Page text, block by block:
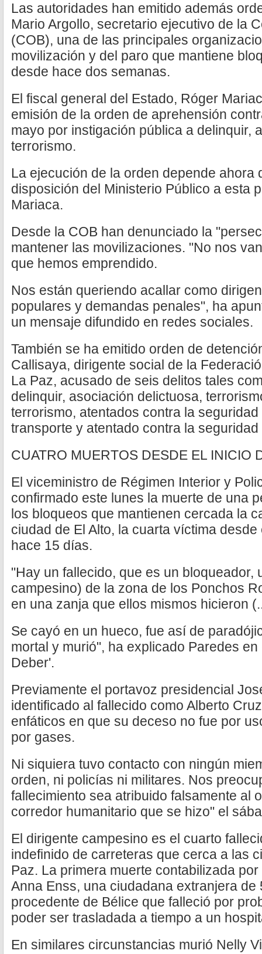
Las autoridades han emitido además
Mario Argollo, secretario ejecutivo de la
(COB), una de las principales
movilización y del paro que mantiene
desde hace dos semanas.
El fiscal general del Estado, Róger
emisión de la orden de aprehensión
mayo por instigación pública a delinquir,
terrorismo.
La ejecución de la orden depende ahora
disposición del Ministerio Público a esta
Mariaca.
Desde la COB han denunciado la
mantener las movilizaciones. "No nos
que hemos emprendido.
Nos están queriendo acallar como
populares y demandas penales", ha
un mensaje difundido en redes sociales.
También se ha emitido orden de
Callisaya, dirigente social de la
La Paz, acusado de seis delitos tales
delinquir, asociación delictuosa,
terrorismo, atentados contra la
transporte y atentado contra la
CUATRO MUERTOS DESDE EL INICIO
El viceministro de Régimen Interior y
confirmado este lunes la muerte de una
los bloqueos que mantienen cercada la
ciudad de El Alto, la cuarta víctima
hace 15 días.
"Hay un fallecido, que es un bloqueador,
campesino) de la zona de los Ponchos
en una zanja que ellos mismos hicieron
Se cayó en un hueco, fue así de
mortal y murió", ha explicado Paredes
Deber'.
Previamente el portavoz presidencial
identificado al fallecido como Alberto
enfáticos en que su deceso no fue por
por gases.
Ni siquiera tuvo contacto con ningún
orden, ni policías ni militares. Nos
fallecimiento sea atribuido falsamente al
corredor humanitario que se hizo" el
El dirigente campesino es el cuarto
indefinido de carreteras que cerca a las
Paz. La primera muerte contabilizada
Anna Enss, una ciudadana extranjera de
procedente de Bélice que falleció por
poder ser trasladada a tiempo a un
En similares circunstancias murió Nelly